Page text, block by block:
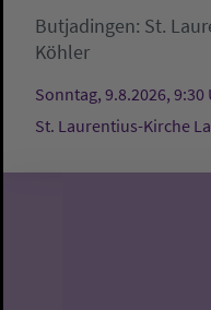
Butjadingen: St.
Köhler
Sonntag, 9.8.2026, 9:30
St. Laurentius-Kirche